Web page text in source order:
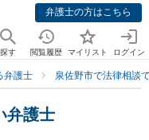
弁護士の方はこちら
探す 閲覧履歴 マイリスト ログイン
弁護士 泉佐野市で法律相談
弁護士